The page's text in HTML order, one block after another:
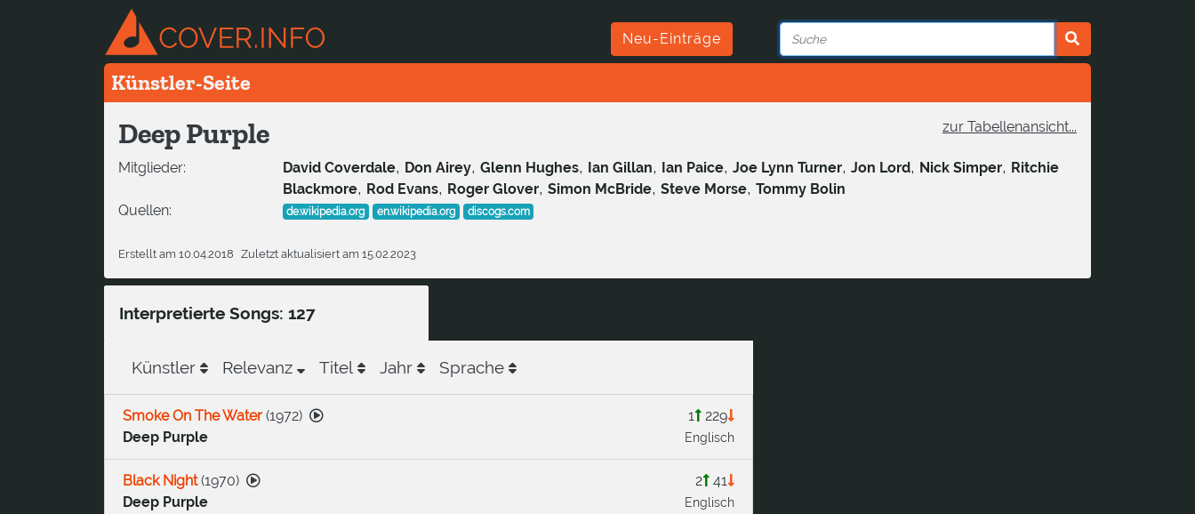
Neu-Einträge
Künstler-Seite
zur Tabellenansicht...
Deep Purple
Mitglieder: David Coverdale, Don Airey, Glenn Hughes, Ian Gillan, Ian Paice, Joe Lynn Turner, Jon Lord, Nick Simper, Ritchie
Blackmore, Rod Evans, Roger Glover, Simon McBride, Steve Morse, Tommy Bolin
Quellen:
de.wikipedia.org en.wikipedia.org discogs.com
Erstellt am 10.04.2018 Zuletzt aktualisiert am 15.02.2023
Interpretierte Songs: 127
Künstler Relevanz Titel Jahr Sprache
1 229
Englisch
Smoke On The Water (1972)
Deep Purple
2 41
Englisch
Black Night(1970)
Deep Purple